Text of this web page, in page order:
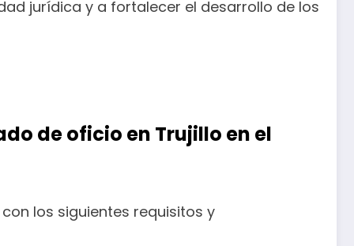
jurídica y a fortalecer el desarrollo de los
de oficio en Trujillo en el
los siguientes requisitos y